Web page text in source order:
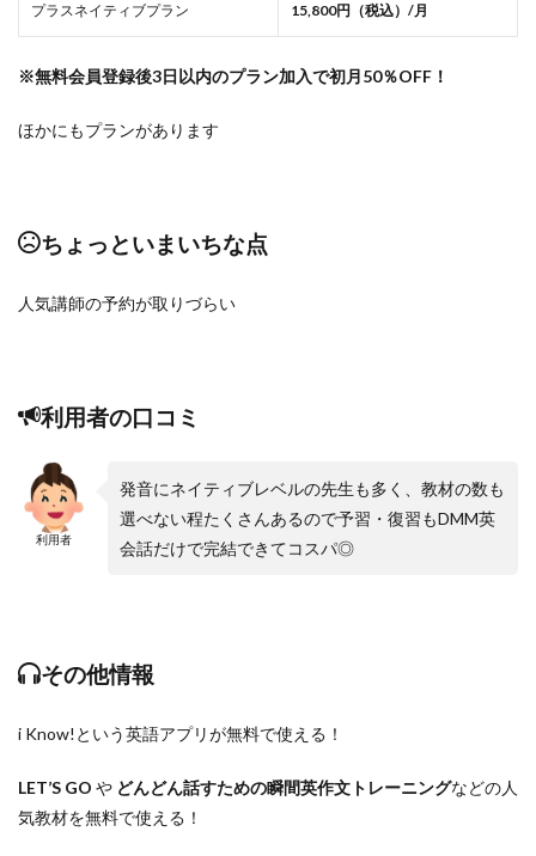
プラスネイティブプラン 15,800円（税込）/月
※無料会員登録後3日以内のプラン加入で初月50％OFF！
ほかにもプランがあります
ちょっといまいちな点
人気講師の予約が取りづらい
利用者の口コミ
利用者
発音にネイティブレベルの先生も多く、教材の数も
選べない程たくさんあるので予習・復習もDMM英
会話だけで完結できてコスパ◎
その他情報
i Know!という英語アプリが無料で使える！
LET’S GO や どんどん話すための瞬間英作文トレーニングなどの人
気教材を無料で使える！